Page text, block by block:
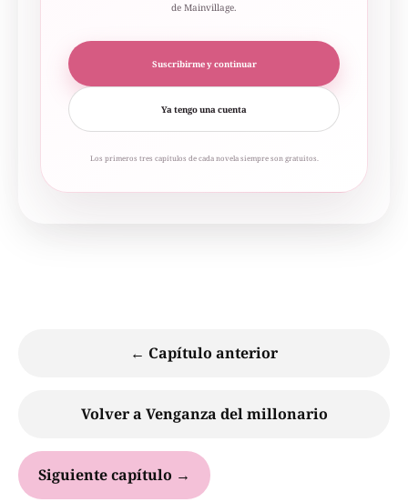
de Mainvillage.
Suscribirme y continuar
Ya tengo una cuenta
Los primeros tres capítulos de cada novela siempre son gratuitos.
← Capítulo anterior
Volver a Venganza del millonario
Siguiente capítulo →